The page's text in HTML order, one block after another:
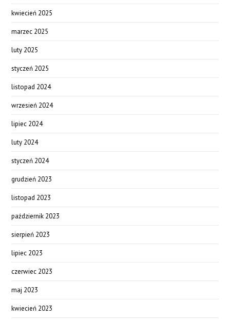
kwiecień 2025
marzec 2025
luty 2025
styczeń 2025
listopad 2024
wrzesień 2024
lipiec 2024
luty 2024
styczeń 2024
grudzień 2023
listopad 2023
październik 2023
sierpień 2023
lipiec 2023
czerwiec 2023
maj 2023
kwiecień 2023